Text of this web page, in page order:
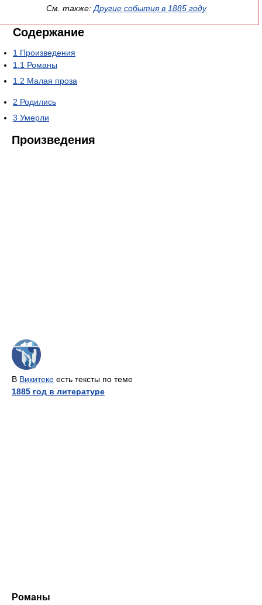
См. также: Другие события в 1885 году
Содержание
1 Произведения
1.1 Романы
1.2 Малая проза
2 Родились
3 Умерли
Произведения
В Викитеке есть тексты по теме
1885 год в литературе
Романы